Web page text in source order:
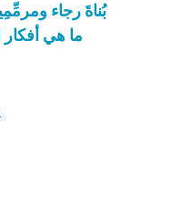
بُناةَ رجاء
ما هي أفكار